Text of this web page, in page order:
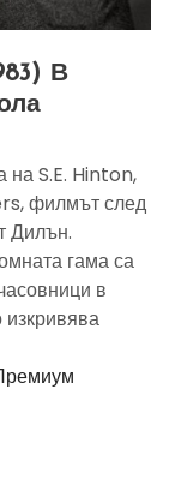
В
на S.E. Hinton,
филмът след
Дилън.
гама са
в